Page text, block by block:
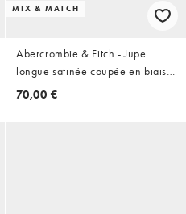
MIX & MATCH
Abercrombie & Fitch - Jupe
longue satinée coupée en biais -
Turquoise
70,00 €